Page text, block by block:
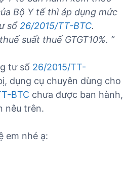
Bộ Y tế thì áp dụng mức
sổ 26/2015/TT-BTC.
suất thuế GTGT10%. ”
tư số 26/2015/TT-
dụng cụ chuyên dùng cho
BTC chưa được ban hành,
nêu trên.
em nhé ạ: